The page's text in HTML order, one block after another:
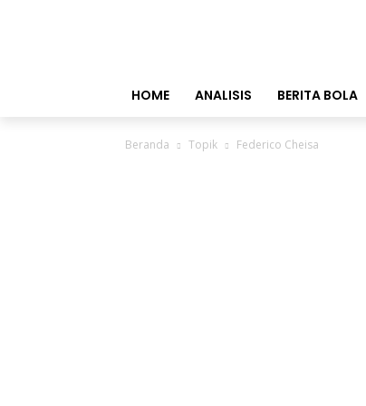
HOME ANALISIS BERITA BOLA
Beranda Topik Federico Cheisa